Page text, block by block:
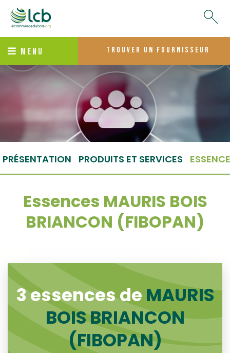
MENU trouver un fournisseur
PRÉSENTATION PRODUITS ET SERVICES
Essences MAURIS BOIS
BRIANCON (FIBOPAN)
3 essences de MAURIS
BOIS BRIANCON
(FIBOPAN)